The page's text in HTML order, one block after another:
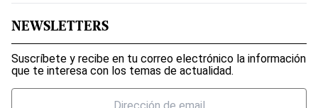
NEWSLETTERS
Suscríbete y recibe en tu correo electrónico la información
que te interesa con los temas de actualidad.